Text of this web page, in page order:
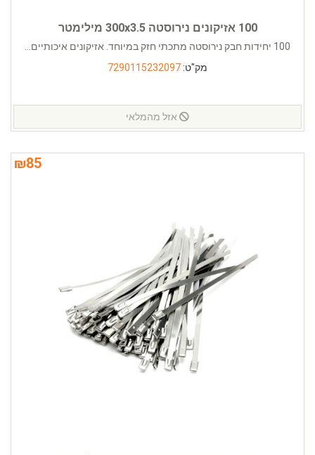
100 אזיקונים נירוסטה 300x3.5 מילימטר
100 יחידות חבק נירוסטה מתכתי חזק במיוחד. אזיקונים איכותיים...
מק"ט: 7290115232097
אזל מהמלאי
₪85